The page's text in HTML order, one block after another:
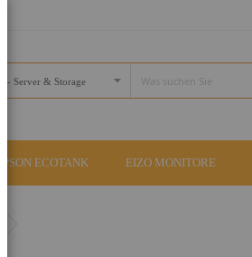
EPSON ECOTANK EIZO MONITORE